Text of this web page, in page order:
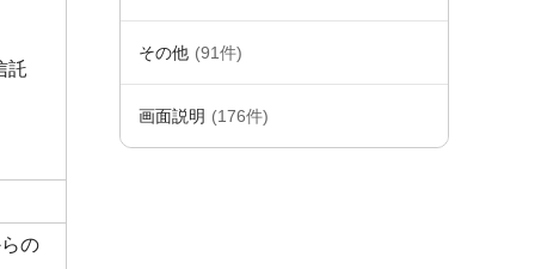
その他 (91件)
画面説明 (176件)
託
の